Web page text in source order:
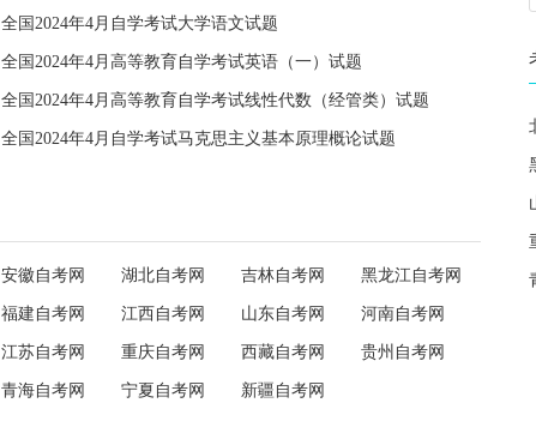
全国2024年4月自学考试大学语文试题
全国2024年4月高等教育自学考试英语（一）试题
全国2024年4月高等教育自学考试线性代数（经管类）试题
全国2024年4月自学考试马克思主义基本原理概论试题
安徽自考网 湖北自考网 吉林自考网 黑龙江自考网
福建自考网 江西自考网 山东自考网 河南自考网
江苏自考网 重庆自考网 西藏自考网 贵州自考网
青海自考网 宁夏自考网 新疆自考网